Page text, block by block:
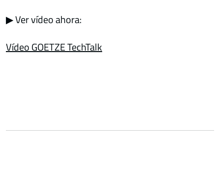
▶ Ver vídeo ahora:
Vídeo GOETZE TechTalk